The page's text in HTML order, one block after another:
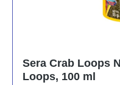
Sera Crab Loops
Loops, 100 ml